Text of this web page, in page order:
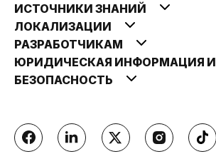
ИСТОЧНИКИ ЗНАНИЙ
ЛОКАЛИЗАЦИИ
РАЗРАБОТЧИКАМ
ЮРИДИЧЕСКАЯ ИНФОРМАЦИЯ И
БЕЗОПАСНОСТЬ